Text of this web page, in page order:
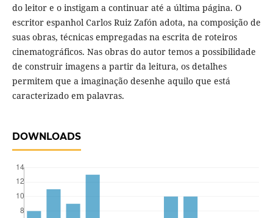
do leitor e o instigam a continuar até a última página. O
escritor espanhol Carlos Ruiz Zafón adota, na composição de
suas obras, técnicas empregadas na escrita de roteiros
cinematográficos. Nas obras do autor temos a possibilidade
de construir imagens a partir da leitura, os detalhes
permitem que a imaginação desenhe aquilo que está
caracterizado em palavras.
DOWNLOADS